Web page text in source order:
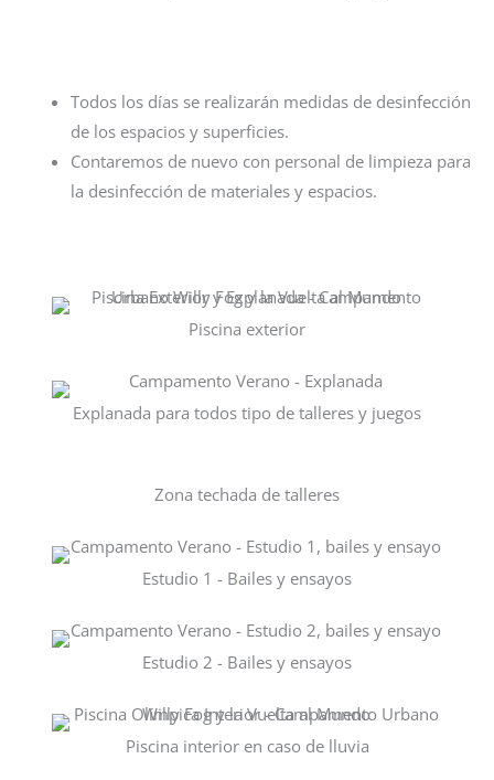
Todos los días se realizarán medidas de desinfección
de los espacios y superficies.
Contaremos de nuevo con personal de limpieza para
la desinfección de materiales y espacios.
Piscina exterior
Explanada para todos tipo de talleres y juegos
Zona techada de talleres
Estudio 1 - Bailes y ensayos
Estudio 2 - Bailes y ensayos
Piscina interior en caso de lluvia